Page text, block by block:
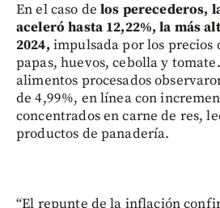
En el caso de los perecederos,
aceleró hasta 12,22%, la más
2024, impulsada por los precios
papas, huevos, cebolla y
alimentos procesados
de 4,99%, en línea con
concentrados en carne de res,
productos de panadería.
“El repunte de la inflación